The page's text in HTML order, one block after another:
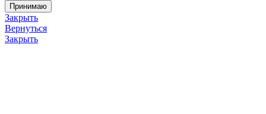
Принимаю
Закрыть
Вернуться
Закрыть